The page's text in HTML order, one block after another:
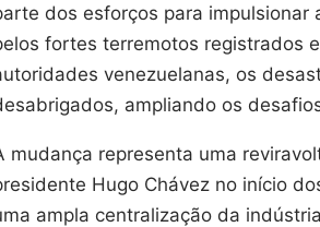
dos esforços para impulsionar
fortes terremotos registrados
venezuelanas, os
ampliando os
mudança representa uma
Hugo Chávez no início
ampla centralização da